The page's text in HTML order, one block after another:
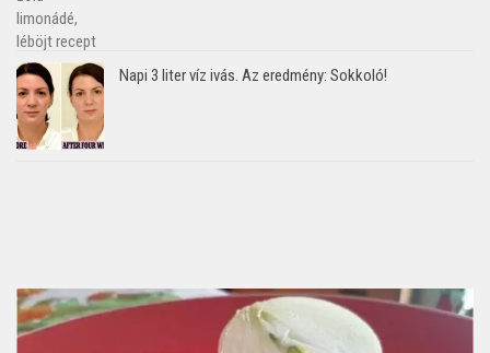
Napi 3 liter víz ivás. Az eredmény: Sokkoló!